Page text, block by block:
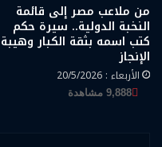
من ملاعب مصر إلى قائمة
النخبة الدولية.. سيرة حكم
كتب اسمه بثقة الكبار وهيبة
الإنجاز
الأربعاء : 20/5/2026
9,888 مشاهدة